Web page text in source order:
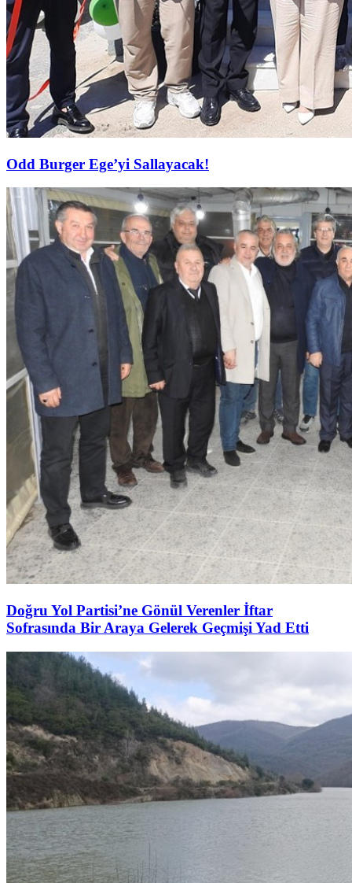
Odd Burger Ege’yi Sallayacak!
Doğru Yol Partisi’ne Gönül Verenler İftar
Sofrasında Bir Araya Gelerek Geçmişi Yad Etti